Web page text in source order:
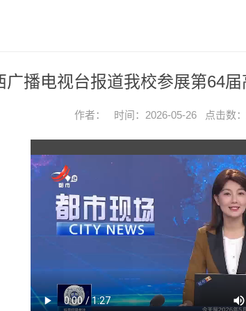
广播电视台报道我校参展第64
作者： 时间：2026-05-26 点击数：